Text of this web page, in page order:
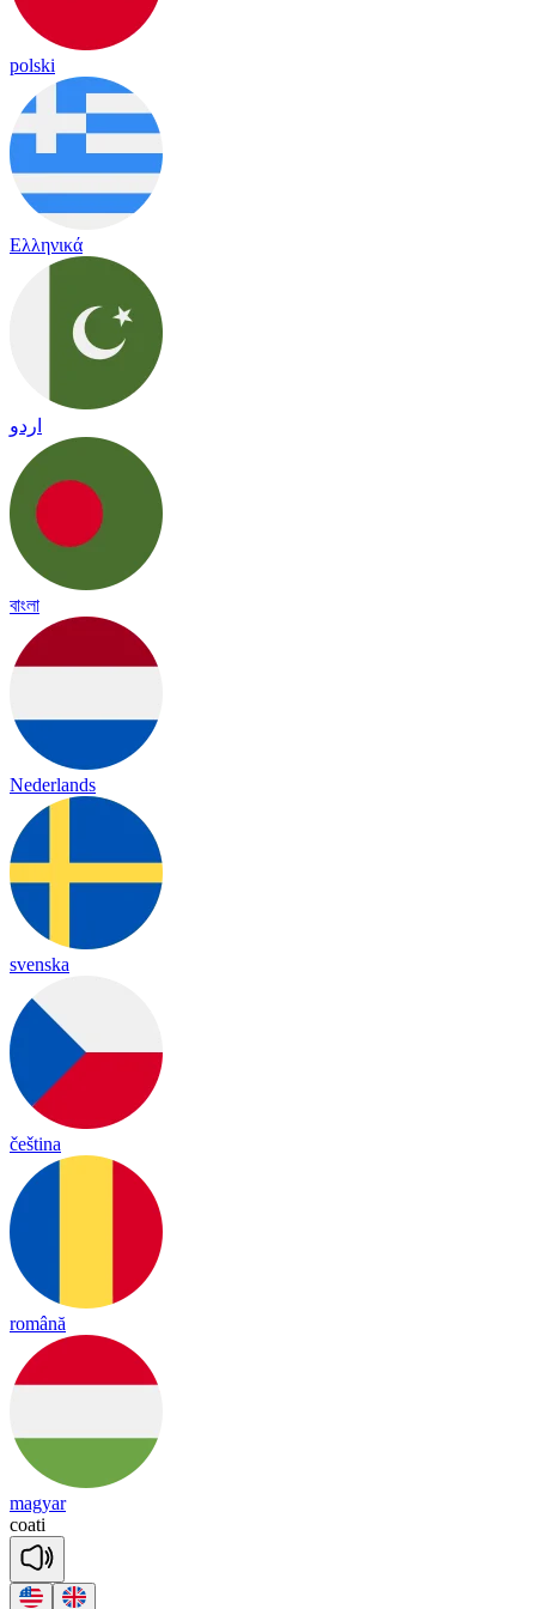
polski
Ελληνικά
اردو
বাংলা
Nederlands
svenska
čeština
română
magyar
coati